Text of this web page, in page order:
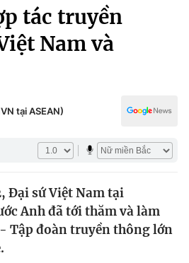
tác truyền
Nam và
tại ASEAN)
Đại sứ Việt Nam tại
Anh đã tới thăm và làm
Tập đoàn truyền thông lớn